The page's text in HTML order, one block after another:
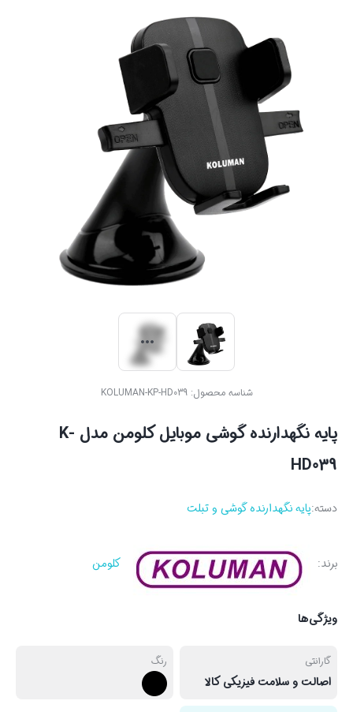
شناسه محصول:KOLUMAN-KP-HD039
پایه نگهدارنده گوشی موبایل کلومن مدل K-
HD039
دسته:پایه نگهدارنده گوشی و تبلت
برند: کلومن
ویژگی‌ها
گارانتی
اصالت و سلامت فیزیکی کالا
رنگ